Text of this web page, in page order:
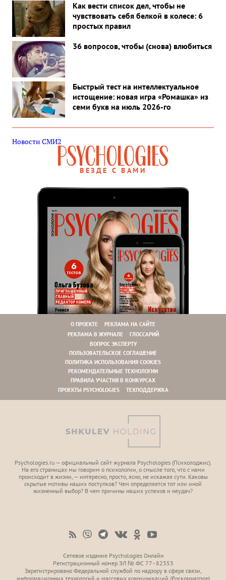
Как вести список дел, чтобы не
чувствовать себя белкой в колесе: 6
простых правил
36 вопросов, чтобы (снова) влюбиться
Быстрый тест на интеллектуальное
истощение: новая игра «Ромашка» из
семи букв на июль 2026-го
Новости СМИ2
ВЕЗДЕ С ВАМИ
О ПРОЕКТЕ
РЕКЛАМА НА САЙТЕ
РЕКЛАМА В ЖУРНАЛЕ
ГЛОССАРИЙ
ВОПРОС ЭКСПЕРТУ
ПОЛЬЗОВАТЕЛЬСКОЕ СОГЛАШЕНИЕ
ПОЛИТИКА ИСПОЛЬЗОВАНИЯ COOKIES
РЕКОМЕНДАТЕЛЬНЫЕ ТЕХНОЛОГИИ
ПРАВИЛА УЧАСТИЯ В КОНКУРСАХ
ПРОЕКТЫ PSYCHOLOGIES
ТЕХПОДДЕРЖКА
Psychologies.ru — официальный сайт журнала Psychologies (Психoлоджиc).
На его страницах мы говорим о психологии, о смысле того, что с нами
происходит в жизни, — интересно, просто, ясно, не искажая сути. Каковы
скрытые мотивы наших поступков? Чем определяется тот или иной
жизненный выбор? В чем причины наших успехов и неудач?
Сетевое издание Psychologies Онлайн
Регистрационный номер ЭЛ № ФС 77 - 82353
Зарегистрировано Федеральной службой по надзору в сфере связи,
информационных технологий и массовых коммуникаций (Роскомнадзор)